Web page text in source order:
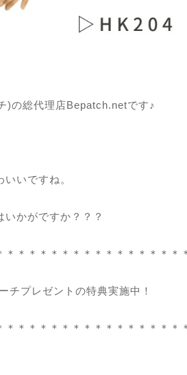
)の総代理店Bepatch.netです♪
いですね。
かがですか？？？
＊＊＊＊＊＊＊＊＊＊＊＊＊＊＊＊
チプレゼントの特典実施中！
＊＊＊＊＊＊＊＊＊＊＊＊＊＊＊＊